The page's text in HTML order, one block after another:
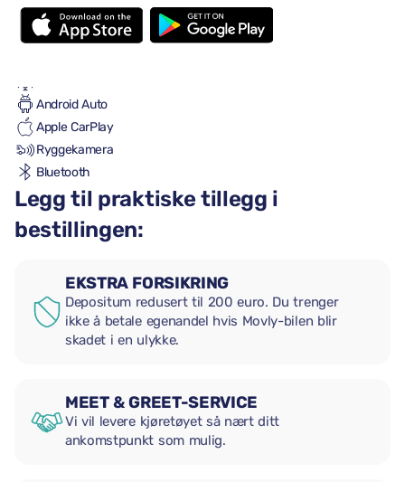
2 store kofferter
Én liten koffert
Android Auto
Apple CarPlay
Ryggekamera
Bluetooth
Legg til praktiske tillegg i
bestillingen:
EKSTRA FORSIKRING
Depositum redusert til 200 euro. Du trenger
ikke å betale egenandel hvis Movly-bilen blir
skadet i en ulykke.
MEET & GREET-SERVICE
Vi vil levere kjøretøyet så nært ditt
ankomstpunkt som mulig.